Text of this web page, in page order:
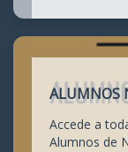
ALUMNOS
Accede a
Alumnos de